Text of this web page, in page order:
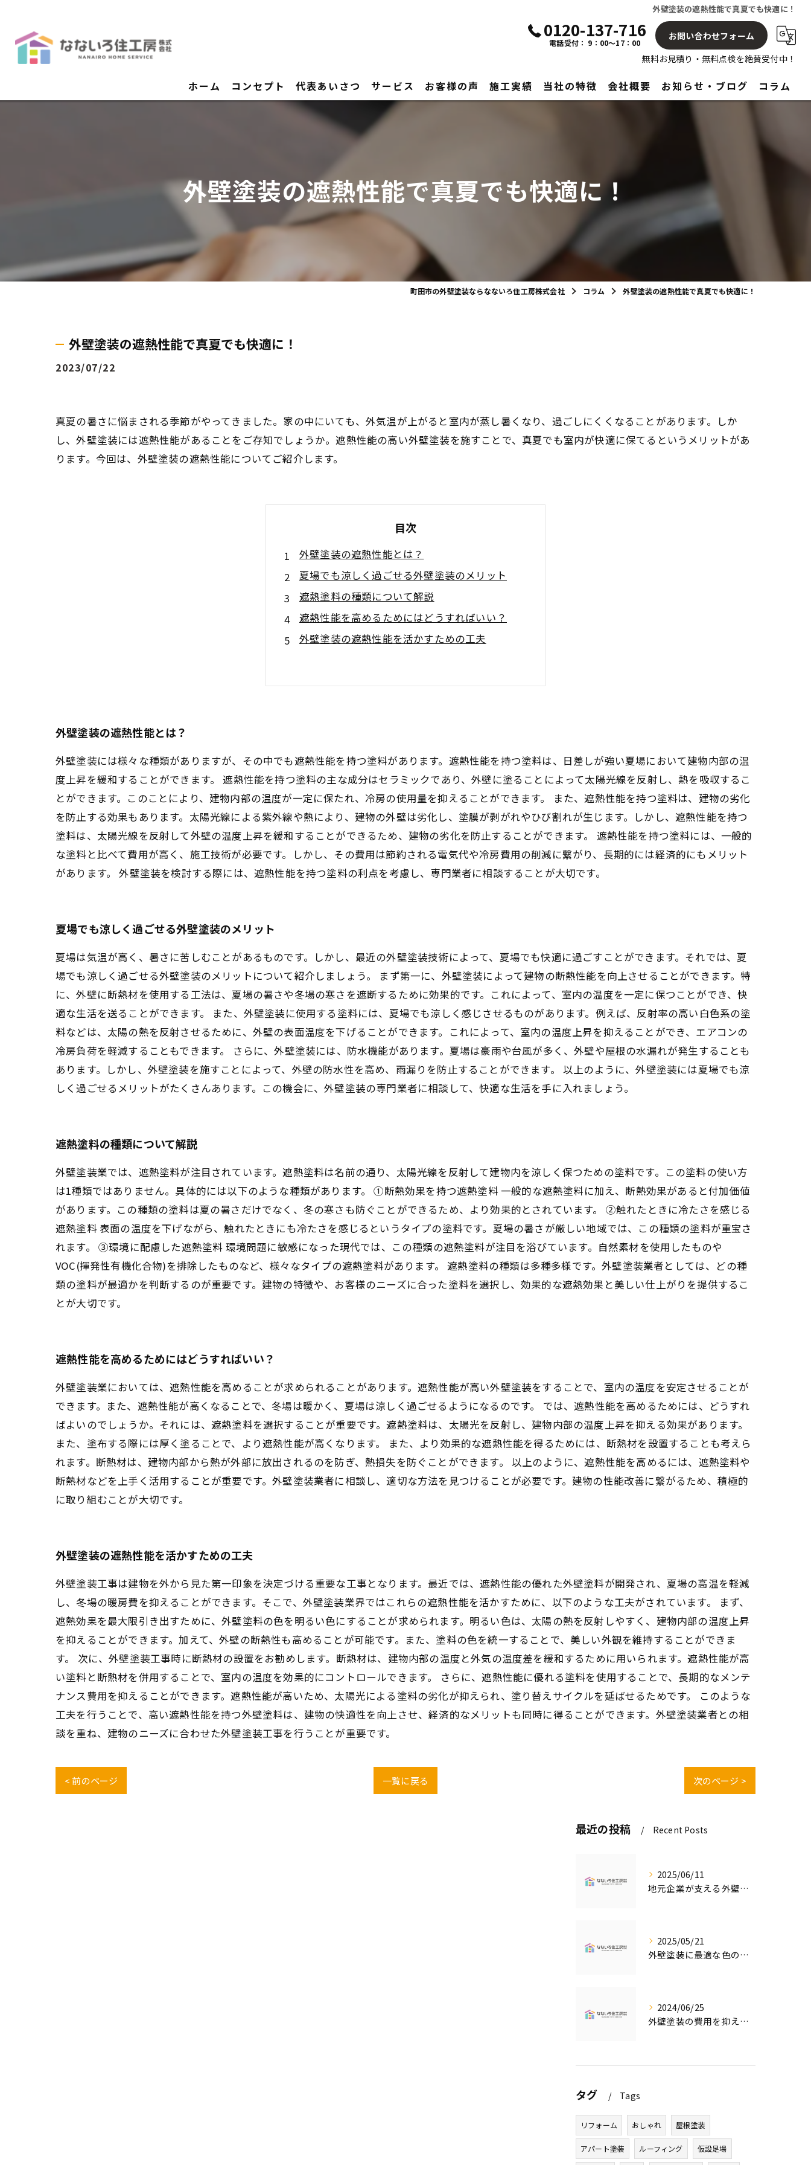
外壁塗装の遮熱性能で真夏でも快適に！
0120-137-716
電話受付： 9：00～17：00
お問い合わせフォーム
無料お見積り・無料点検を絶賛受付中！
ホーム コンセプト 代表あいさつ サービス お客様の声 施工実績 当社の特徴
見積もり
アフターサービス
リフォーム
会社概要 お知らせ・ブログ コラム
外壁塗装の遮熱性能で真夏でも快適に！
町田市の外壁塗装ならなないろ住工房株式会社 コラム 外壁塗装の遮熱性能で真夏でも快適に！
外壁塗装の遮熱性能で真夏でも快適に！
2023/07/22
真夏の暑さに悩まされる季節がやってきました。家の中にいても、外気温が上がると室内が蒸し暑くなり、過ごしにくくなることがあります。しか
し、外壁塗装には遮熱性能があることをご存知でしょうか。遮熱性能の高い外壁塗装を施すことで、真夏でも室内が快適に保てるというメリットがあ
ります。今回は、外壁塗装の遮熱性能についてご紹介します。
目次
外壁塗装の遮熱性能とは？
夏場でも涼しく過ごせる外壁塗装のメリット
遮熱塗料の種類について解説
遮熱性能を高めるためにはどうすればいい？
外壁塗装の遮熱性能を活かすための工夫
外壁塗装の遮熱性能とは？
外壁塗装には様々な種類がありますが、その中でも遮熱性能を持つ塗料があります。遮熱性能を持つ塗料は、日差しが強い夏場において建物内部の温
度上昇を緩和することができます。 遮熱性能を持つ塗料の主な成分はセラミックであり、外壁に塗ることによって太陽光線を反射し、熱を吸収するこ
とができます。このことにより、建物内部の温度が一定に保たれ、冷房の使用量を抑えることができます。 また、遮熱性能を持つ塗料は、建物の劣化
を防止する効果もあります。太陽光線による紫外線や熱により、建物の外壁は劣化し、塗膜が剥がれやひび割れが生じます。しかし、遮熱性能を持つ
塗料は、太陽光線を反射して外壁の温度上昇を緩和することができるため、建物の劣化を防止することができます。 遮熱性能を持つ塗料には、一般的
な塗料と比べて費用が高く、施工技術が必要です。しかし、その費用は節約される電気代や冷房費用の削減に繋がり、長期的には経済的にもメリット
があります。 外壁塗装を検討する際には、遮熱性能を持つ塗料の利点を考慮し、専門業者に相談することが大切です。
夏場でも涼しく過ごせる外壁塗装のメリット
夏場は気温が高く、暑さに苦しむことがあるものです。しかし、最近の外壁塗装技術によって、夏場でも快適に過ごすことができます。それでは、夏
場でも涼しく過ごせる外壁塗装のメリットについて紹介しましょう。 まず第一に、外壁塗装によって建物の断熱性能を向上させることができます。特
に、外壁に断熱材を使用する工法は、夏場の暑さや冬場の寒さを遮断するために効果的です。これによって、室内の温度を一定に保つことができ、快
適な生活を送ることができます。 また、外壁塗装に使用する塗料には、夏場でも涼しく感じさせるものがあります。例えば、反射率の高い白色系の塗
料などは、太陽の熱を反射させるために、外壁の表面温度を下げることができます。これによって、室内の温度上昇を抑えることができ、エアコンの
冷房負荷を軽減することもできます。 さらに、外壁塗装には、防水機能があります。夏場は豪雨や台風が多く、外壁や屋根の水漏れが発生することも
あります。しかし、外壁塗装を施すことによって、外壁の防水性を高め、雨漏りを防止することができます。 以上のように、外壁塗装には夏場でも涼
しく過ごせるメリットがたくさんあります。この機会に、外壁塗装の専門業者に相談して、快適な生活を手に入れましょう。
遮熱塗料の種類について解説
外壁塗装業では、遮熱塗料が注目されています。遮熱塗料は名前の通り、太陽光線を反射して建物内を涼しく保つための塗料です。この塗料の使い方
は1種類ではありません。具体的には以下のような種類があります。 ①断熱効果を持つ遮熱塗料 一般的な遮熱塗料に加え、断熱効果があると付加価値
があります。この種類の塗料は夏の暑さだけでなく、冬の寒さも防ぐことができるため、より効果的とされています。 ②触れたときに冷たさを感じる
遮熱塗料 表面の温度を下げながら、触れたときにも冷たさを感じるというタイプの塗料です。夏場の暑さが厳しい地域では、この種類の塗料が重宝さ
れます。 ③環境に配慮した遮熱塗料 環境問題に敏感になった現代では、この種類の遮熱塗料が注目を浴びています。自然素材を使用したものや
VOC(揮発性有機化合物)を排除したものなど、様々なタイプの遮熱塗料があります。 遮熱塗料の種類は多種多様です。外壁塗装業者としては、どの種
類の塗料が最適かを判断するのが重要です。建物の特徴や、お客様のニーズに合った塗料を選択し、効果的な遮熱効果と美しい仕上がりを提供するこ
とが大切です。
遮熱性能を高めるためにはどうすればいい？
外壁塗装業においては、遮熱性能を高めることが求められることがあります。遮熱性能が高い外壁塗装をすることで、室内の温度を安定させることが
できます。また、遮熱性能が高くなることで、冬場は暖かく、夏場は涼しく過ごせるようになるのです。 では、遮熱性能を高めるためには、どうすれ
ばよいのでしょうか。それには、遮熱塗料を選択することが重要です。遮熱塗料は、太陽光を反射し、建物内部の温度上昇を抑える効果があります。
また、塗布する際には厚く塗ることで、より遮熱性能が高くなります。 また、より効果的な遮熱性能を得るためには、断熱材を設置することも考えら
れます。断熱材は、建物内部から熱が外部に放出されるのを防ぎ、熱損失を防ぐことができます。 以上のように、遮熱性能を高めるには、遮熱塗料や
断熱材などを上手く活用することが重要です。外壁塗装業者に相談し、適切な方法を見つけることが必要です。建物の性能改善に繋がるため、積極的
に取り組むことが大切です。
外壁塗装の遮熱性能を活かすための工夫
外壁塗装工事は建物を外から見た第一印象を決定づける重要な工事となります。最近では、遮熱性能の優れた外壁塗料が開発され、夏場の高温を軽減
し、冬場の暖房費を抑えることができます。そこで、外壁塗装業界ではこれらの遮熱性能を活かすために、以下のような工夫がされています。 まず、
遮熱効果を最大限引き出すために、外壁塗料の色を明るい色にすることが求められます。明るい色は、太陽の熱を反射しやすく、建物内部の温度上昇
を抑えることができます。加えて、外壁の断熱性も高めることが可能です。また、塗料の色を統一することで、美しい外観を維持することができま
す。 次に、外壁塗装工事時に断熱材の設置をお勧めします。断熱材は、建物内部の温度と外気の温度差を緩和するために用いられます。遮熱性能が高
い塗料と断熱材を併用することで、室内の温度を効果的にコントロールできます。 さらに、遮熱性能に優れる塗料を使用することで、長期的なメンテ
ナンス費用を抑えることができます。遮熱性能が高いため、太陽光による塗料の劣化が抑えられ、塗り替えサイクルを延ばせるためです。 このような
工夫を行うことで、高い遮熱性能を持つ外壁塗料は、建物の快適性を向上させ、経済的なメリットも同時に得ることができます。外壁塗装業者との相
談を重ね、建物のニーズに合わせた外壁塗装工事を行うことが重要です。
< 前のページ 一覧に戻る 次のページ >
最近の投稿 Recent Posts
2025/06/11
地元企業が支える外壁塗装の魅力
2025/05/21
外壁塗装に最適な色の選び方
2024/06/25
外壁塗装の費用を抑えたい人必見！低価格で高品質な外壁塗装工事のポイントとは？
タグ Tags
リフォーム おしゃれ 屋根塗装
アパート塗装 ルーフィング 仮設足場